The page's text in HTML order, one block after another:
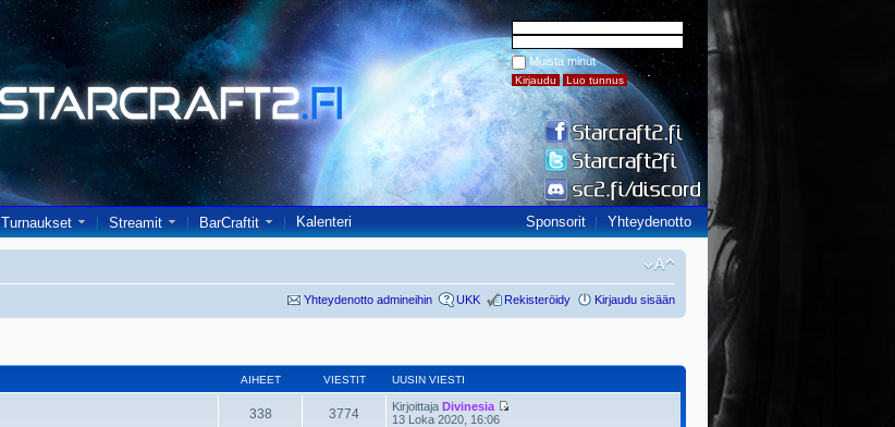
Muista minut
Turnaukset Streamit BarCraftit Kalenteri Sponsorit Yhteydenotto
Yhteydenotto admineihin UKK Rekisteröidy Kirjaudu sisään
AIHEET VIESTIT UUSIN VIESTI
338 3774 Kirjoittaja Divinesia
13 Loka 2020, 16:06